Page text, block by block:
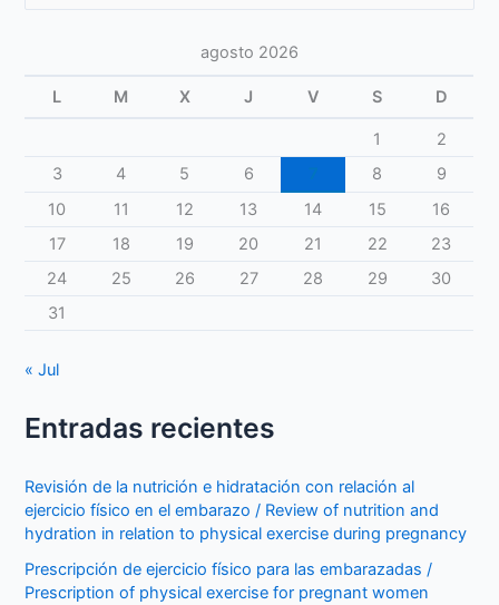
agosto 2026
L M X J V S D
1
2
3
4 5 6 8
9
10
11 12 13 14 15
16
17
18 19 20 21 22
23
24
25 26 27 28 29
30
31
« Jul
Entradas recientes
Revisión de la nutrición e hidratación con relación al
ejercicio físico en el embarazo / Review of nutrition and
hydration in relation to physical exercise during pregnancy
Prescripción de ejercicio físico para las embarazadas /
Prescription of physical exercise for pregnant women